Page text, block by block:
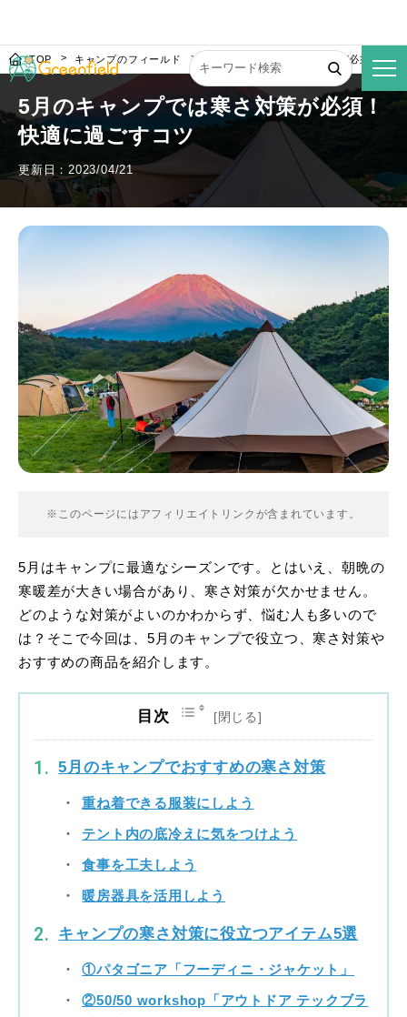
TOP キャンプのフィールド 5月のキャンプでは寒さ対策が必須！快適
5月のキャンプでは寒さ対策が必須！
快適に過ごすコツ
更新日：2023/04/21
※このページにはアフィリエイトリンクが含まれています。
5月はキャンプに最適なシーズンです。とはいえ、朝晩の
寒暖差が大きい場合があり、寒さ対策が欠かせません。
どのような対策がよいのかわからず、悩む人も多いので
は？そこで今回は、5月のキャンプで役立つ、寒さ対策や
おすすめの商品を紹介します。
目次
5月のキャンプでおすすめの寒さ対策
重ね着できる服装にしよう
テント内の底冷えに気をつけよう
食事を工夫しよう
暖房器具を活用しよう
キャンプの寒さ対策に役立つアイテム5選
①パタゴニア「フーディニ・ジャケット」
②50/50 workshop「アウトドア テックブラ